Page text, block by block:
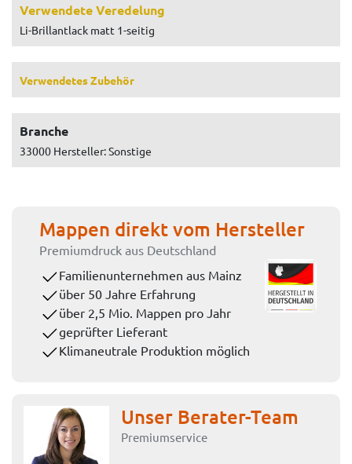
Verwendete Veredelung
Li-Brillantlack matt 1-seitig
Verwendetes Zubehör
Branche
33000 Hersteller: Sonstige
Mappen direkt vom Hersteller
Premiumdruck aus Deutschland
Familienunternehmen aus Mainz
über 50 Jahre Erfahrung
über 2,5 Mio. Mappen pro Jahr
geprüfter Lieferant
Klimaneutrale Produktion möglich
Unser Berater-Team
Premiumservice